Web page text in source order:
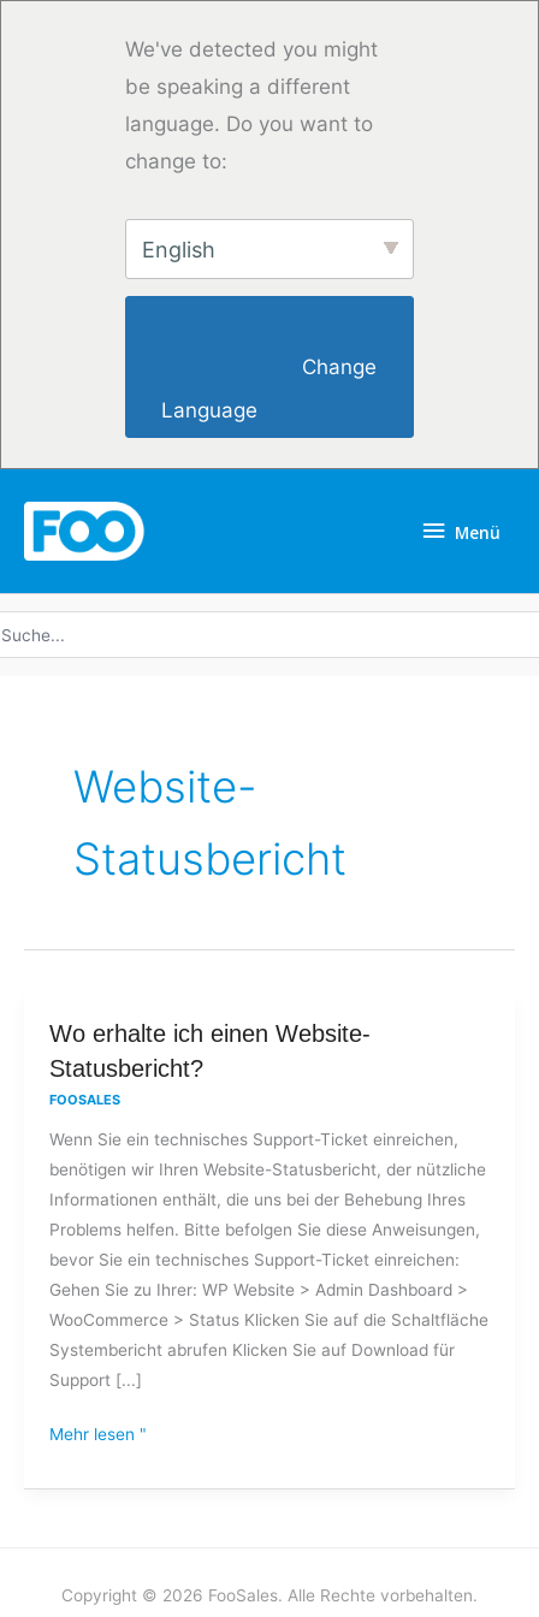
We've detected you might
be speaking a different
language. Do you want to
change to:
English
Language
Menü
Website-
Statusbericht
Wo erhalte ich einen Website-
Statusbericht?
FOOSALES
Wenn Sie ein technisches Support-Ticket einreichen,
benötigen wir Ihren Website-Statusbericht, der nützliche
Informationen enthält, die uns bei der Behebung Ihres
Problems helfen. Bitte befolgen Sie diese Anweisungen,
bevor Sie ein technisches Support-Ticket einreichen:
Gehen Sie zu Ihrer: WP Website > Admin Dashboard >
WooCommerce > Status Klicken Sie auf die Schaltfläche
Systembericht abrufen Klicken Sie auf Download für
Support [...]
Wo
erhalte
Website-
Statusbericht?
Mehr lesen "
Copyright © 2026 FooSales. Alle Rechte vorbehalten.